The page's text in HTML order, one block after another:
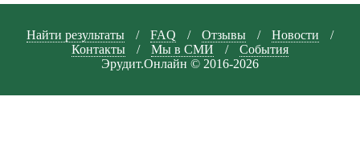
Найти результаты / FAQ / Отзывы / Новости
/
Контакты
/ Мы в СМИ /
События
Эрудит.Онлайн © 2016-2026